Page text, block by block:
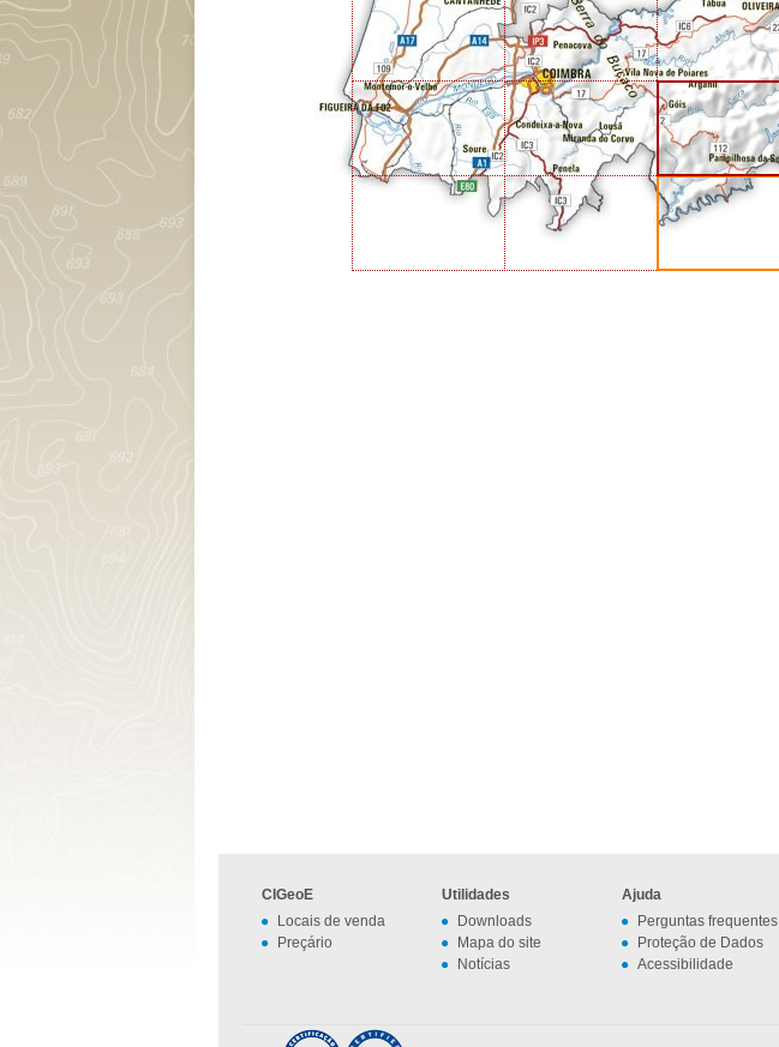
CIGeoE
Locais de venda
Preçário
Utilidades
Downloads
Mapa do site
Notícias
Ajuda
Perguntas frequentes
Proteção de Dados
Acessibilidade